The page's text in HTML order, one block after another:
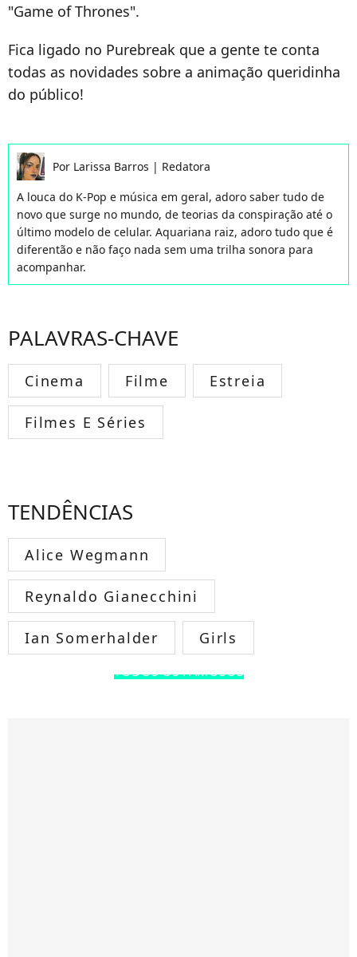
"Game of Thrones".
Fica ligado no Purebreak que a gente te conta
todas as novidades sobre a animação queridinha
do público!
Por Larissa Barros | Redatora
A louca do K-Pop e música em geral, adoro saber tudo de
novo que surge no mundo, de teorias da conspiração até o
último modelo de celular. Aquariana raiz, adoro tudo que é
diferentão e não faço nada sem uma trilha sonora para
acompanhar.
PALAVRAS-CHAVE
Cinema Filme Estreia
Filmes E Séries
TENDÊNCIAS
Alice Wegmann
Reynaldo Gianecchini
Ian Somerhalder Girls
TODOS OS FAMOSOS